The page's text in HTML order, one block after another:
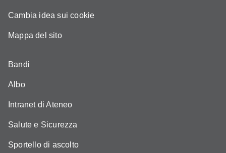
Cambia idea sui cookie
Mappa del sito
Bandi
Albo
Intranet di Ateneo
Salute e Sicurezza
Sportello di ascolto